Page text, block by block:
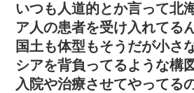
いつも人道的とか言って北
ア人の患者を受け入れてる
国土も体型もそうだが小さ
シアを背負ってるような構
入院や治療させてやってる